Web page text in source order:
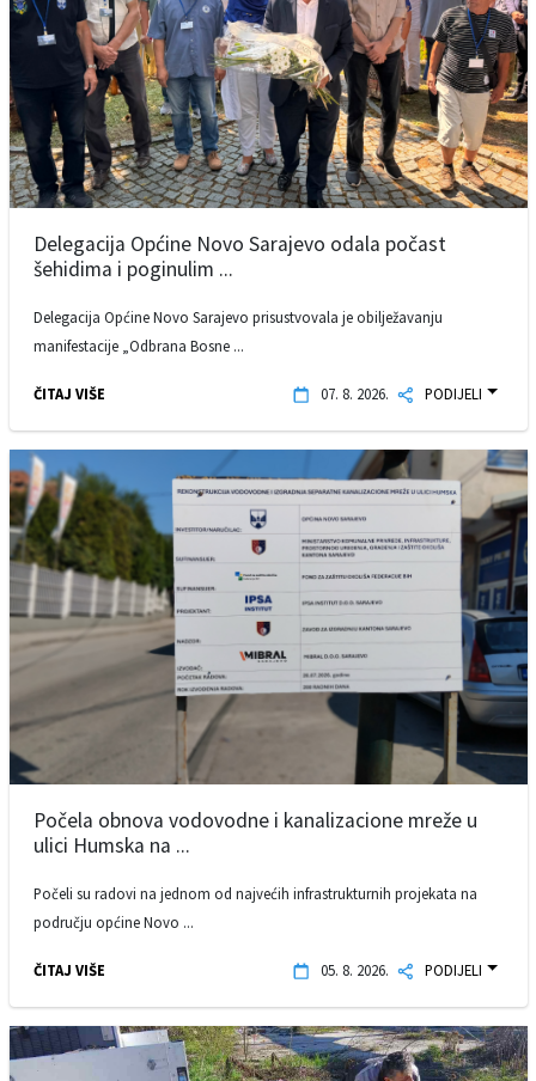
Delegacija Općine Novo Sarajevo odala počast
šehidima i poginulim ...
Delegacija Općine Novo Sarajevo prisustvovala je obilježavanju
manifestacije „Odbrana Bosne ...
ČITAJ VIŠE 07. 8. 2026. PODIJELI
Počela obnova vodovodne i kanalizacione mreže u
ulici Humska na ...
Počeli su radovi na jednom od najvećih infrastrukturnih projekata na
području općine Novo ...
ČITAJ VIŠE 05. 8. 2026. PODIJELI